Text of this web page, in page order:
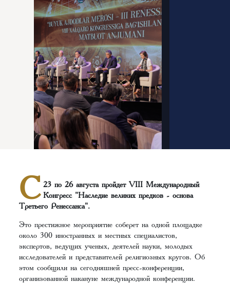
С 23 по 26 августа пройдет VIII Международный
Конгресс "Наследие великих предков - основа
Третьего Ренессанса".
Это престижное мероприятие соберет на одной площадке
около 300 иностранных и местных специалистов,
экспертов, ведущих ученых, деятелей науки, молодых
исследователей и представителей религиозных кругов. Об
этом сообщили на сегодняшней пресс-конференции,
организованной накануне международной конференции.